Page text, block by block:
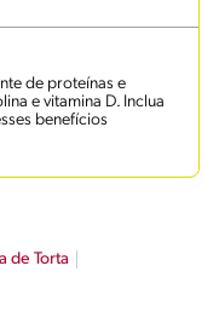
de proteínas e
e vitamina D. Inclua
benefícios
de Torta